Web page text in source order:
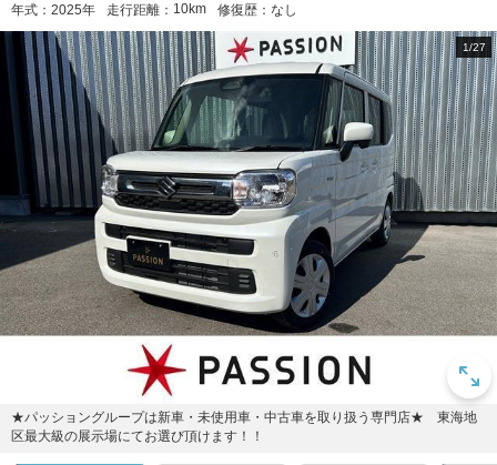
年式： 2025年 走行距離： 10km 修復歴： なし
1/27
★パッショングループは新車・未使用車・中古車を取り扱う専門店★ 東海地
区最大級の展示場にてお選び頂けます！！